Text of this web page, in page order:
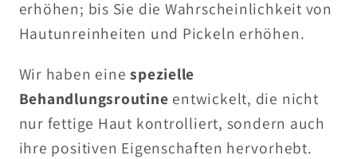
erhöhen; bis Sie die Wahrscheinlichkeit von
Hautunreinheiten und Pickeln erhöhen.
Wir haben einespezielle
Behandlungsroutine entwickelt, die nicht
nur fettige Haut kontrolliert, sondern auch
ihre positiven Eigenschaften hervorhebt.